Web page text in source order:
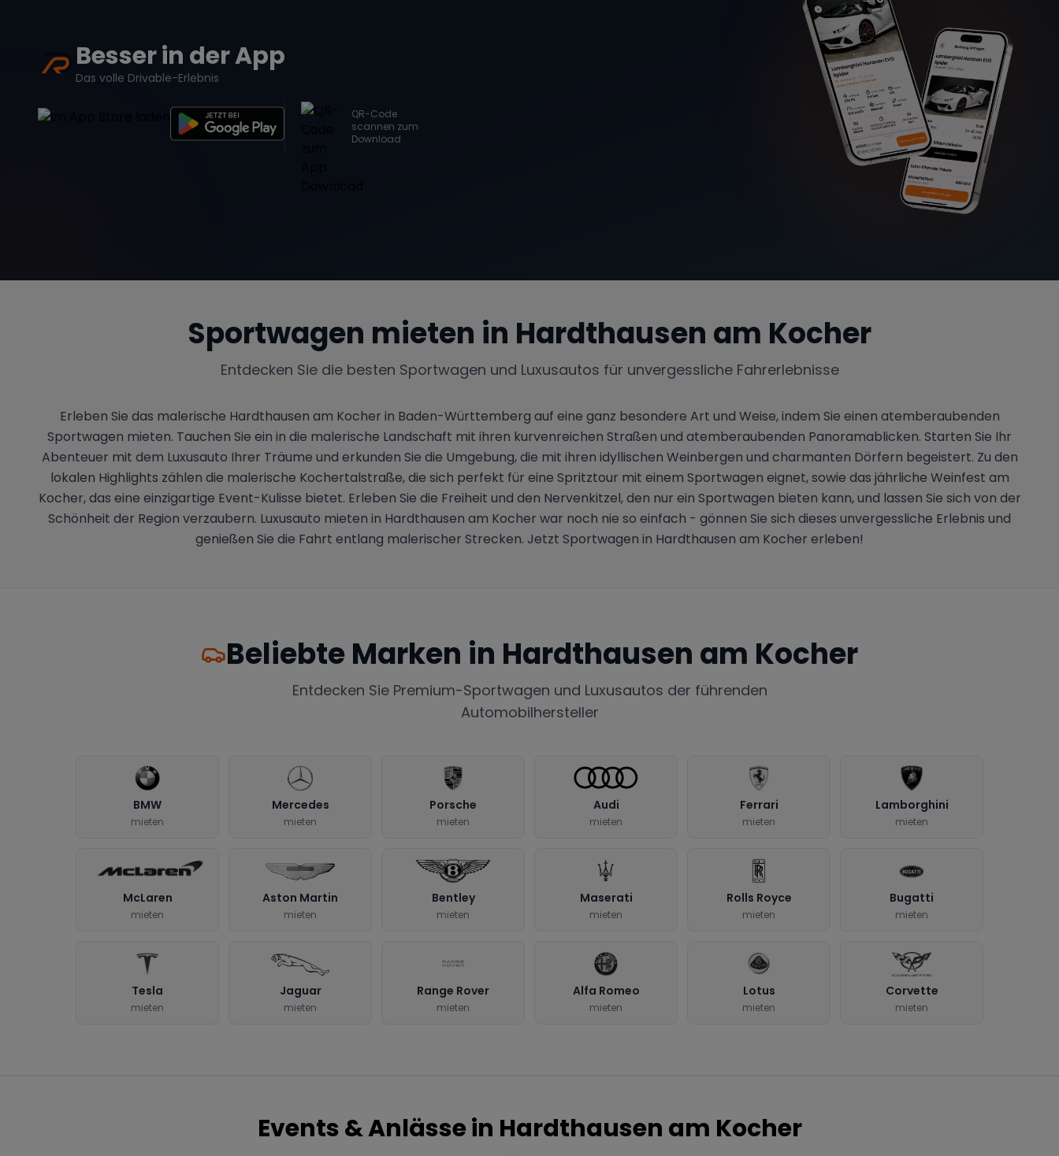
Besser in der App
Das volle Drivable-Erlebnis
QR-Code
scannen zum
Download
Sportwagen mieten in Hardthausen am Kocher
Entdecken Sie die besten Sportwagen und Luxusautos für unvergessliche Fahrerlebnisse
Erleben Sie das malerische Hardthausen am Kocher in Baden-Württemberg auf eine ganz besondere Art und Weise, indem Sie einen atemberaubenden
Sportwagen mieten. Tauchen Sie ein in die malerische Landschaft mit ihren kurvenreichen Straßen und atemberaubenden Panoramablicken. Starten Sie Ihr
Abenteuer mit dem Luxusauto Ihrer Träume und erkunden Sie die Umgebung, die mit ihren idyllischen Weinbergen und charmanten Dörfern begeistert. Zu den
lokalen Highlights zählen die malerische Kochertalstraße, die sich perfekt für eine Spritztour mit einem Sportwagen eignet, sowie das jährliche Weinfest am
Kocher, das eine einzigartige Event-Kulisse bietet. Erleben Sie die Freiheit und den Nervenkitzel, den nur ein Sportwagen bieten kann, und lassen Sie sich von der
Schönheit der Region verzaubern. Luxusauto mieten in Hardthausen am Kocher war noch nie so einfach - gönnen Sie sich dieses unvergessliche Erlebnis und
genießen Sie die Fahrt entlang malerischer Strecken. Jetzt Sportwagen in Hardthausen am Kocher erleben!
Beliebte Marken in Hardthausen am Kocher
Entdecken Sie Premium-Sportwagen und Luxusautos der führenden
Automobilhersteller
BMW
mieten
Mercedes
mieten
Porsche
mieten
Audi
mieten
Ferrari
mieten
Lamborghini
mieten
McLaren
mieten
Aston Martin
mieten
Bentley
mieten
Maserati
mieten
Rolls Royce
mieten
Bugatti
mieten
Tesla
mieten
Jaguar
mieten
Range Rover
mieten
Alfa Romeo
mieten
Lotus
mieten
Corvette
mieten
Events & Anlässe in Hardthausen am Kocher